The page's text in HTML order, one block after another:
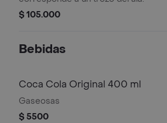
$ 105.000
Bebidas
Coca Cola Original 400 ml
Gaseosas
$ 5500